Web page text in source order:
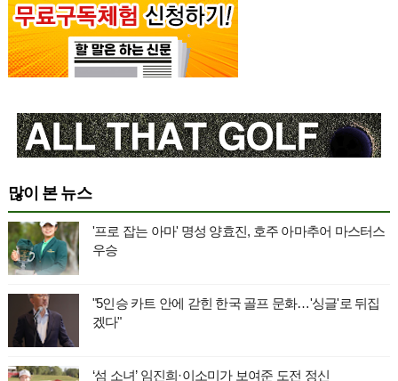
많이 본 뉴스
'프로 잡는 아마' 명성 양효진, 호주 아마추어 마스터스
우승
"5인승 카트 안에 갇힌 한국 골프 문화…'싱글'로 뒤집
겠다"
‘섬 소녀’ 임진희·이소미가 보여준 도전 정신